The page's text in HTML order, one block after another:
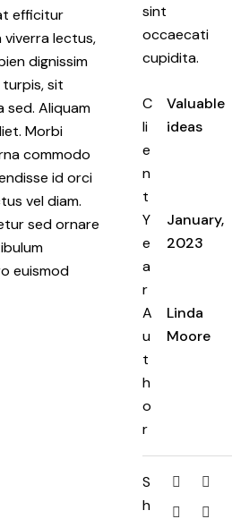
efficitur
viverra lectus,
dignissim
turpis, sit
sed. Aliquam
Morbi
commodo
id orci
vel diam.
sed ornare
euismod
sint
occaecati
cupidita.
C
li
e
n
t
Valuable
ideas
Y
e
a
r
January,
2023
A
u
t
h
o
r
Linda
Moore
S
h